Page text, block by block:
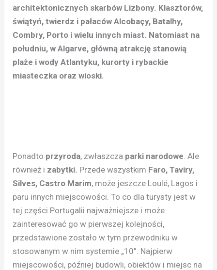
architektonicznych skarbów Lizbony. Klasztorów,
świątyń, twierdz i pałaców Alcobaçy, Batalhy,
Combry, Porto i wielu innych miast. Natomiast na
południu, w Algarve, główną atrakcję stanowią
plaże i wody Atlantyku, kurorty i rybackie
miasteczka oraz wioski.
Ponadto przyroda, zwłaszcza parki narodowe . Ale
również i zabytki. Przede wszystkim Faro, Taviry,
Silves, Castro Marim, może jeszcze Loulé, Lagos i
paru innych miejscowości. To co dla turysty jest w
tej części Portugalii najważniejsze i może
zainteresować go w pierwszej kolejności,
przedstawione zostało w tym przewodniku w
stosowanym w nim systemie „10”. Najpierw
miejscowości, później budowli, obiektów i miejsc na